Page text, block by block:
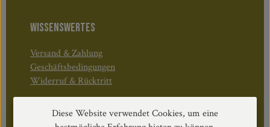
WISSENSWERTES
Versand & Zahlung
Geschäftsbedingungen
Widerruf & Rücktritt
Öffnungszeiten:
Diese Website verwendet Cookies, um eine